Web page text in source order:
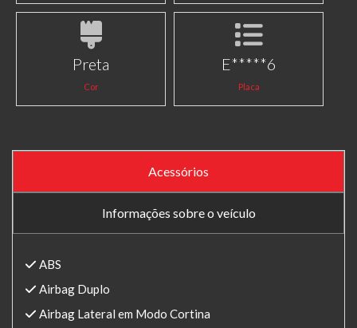
Preta
Cor
E*****6
Placa
Acessórios
Informações sobre o veículo
ABS
Airbag Duplo
Airbag Lateral em Modo Cortina